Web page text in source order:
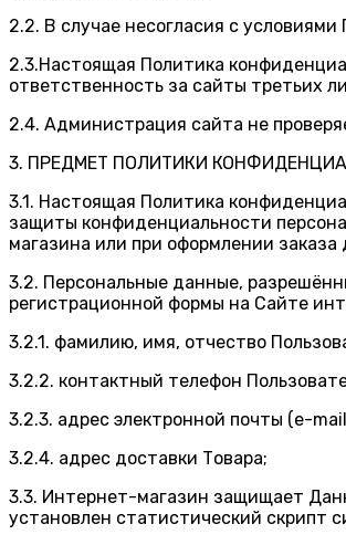
2.2. В случае несогласия с
2.3.Настоящая Политика
ответственность за сайты третьих
2.4. Администрация сайта не
3. ПРЕДМЕТ ПОЛИТИКИ
3.1. Настоящая Политика
защиты конфиденциальности
магазина или при оформлении заказа
3.2. Персональные данные,
регистрационной формы на Сайте
3.2.1. фамилию, имя, отчество
3.2.2. контактный телефон
3.2.3. адрес электронной почты (e-
3.2.4. адрес доставки Товара;
3.3. Интернет-магазин защищает
установлен статистический скрипт